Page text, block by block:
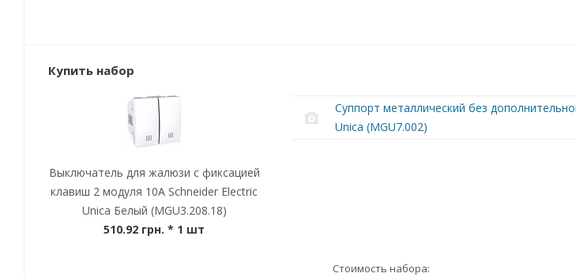
Купить набор
Выключатель для жалюзи с фиксацией
клавиш 2 модуля 10А Schneider Electric
Unica Белый (MGU3.208.18)
510.92 грн. * 1 шт
Суппорт металлический без
Unica (MGU7.002)
Стоимость набора: